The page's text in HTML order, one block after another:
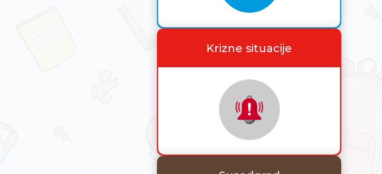
Krizne situacije